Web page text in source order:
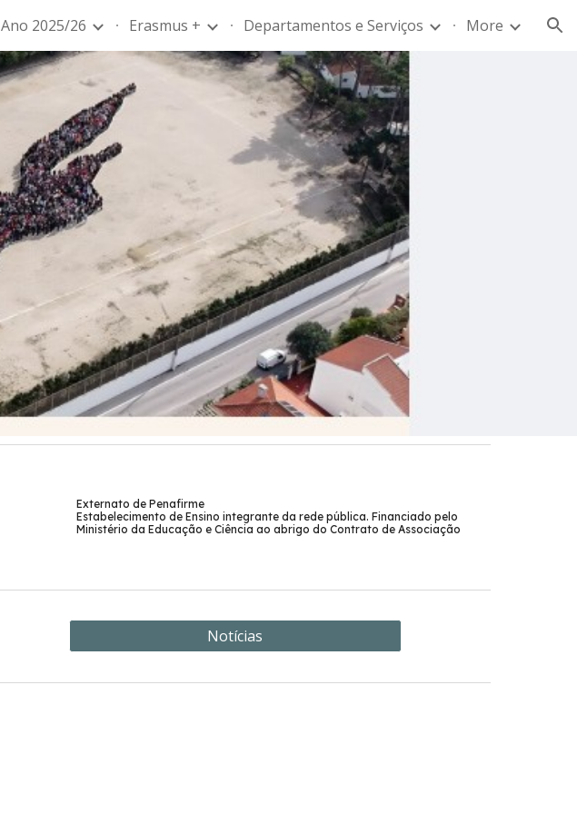
Skip to navigation
Ano 2025/26 Erasmus + Departamentos e Serviços More
Externato de Penafirme
Estabelecimento de Ensino integrante da rede pública. Financiado pelo
Ministério da Educação e Ciência ao abrigo do Contrato de Associação
Notícias